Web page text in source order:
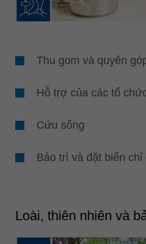
Thu gom và quyên
Hỗ trợ của các tổ
Cứu sống
Bảo trì và đặt biển
Loài, thiên nhiên và